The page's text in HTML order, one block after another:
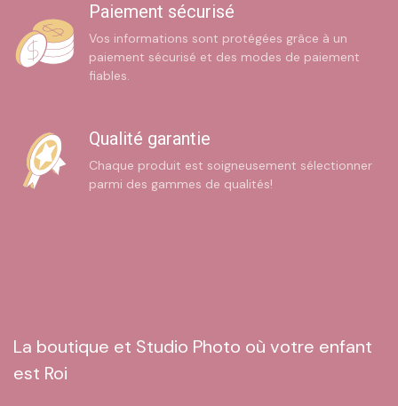
Paiement sécurisé
Vos informations sont protégées grâce à un
paiement sécurisé et des modes de paiement
fiables.
Qualité garantie
Chaque produit est soigneusement sélectionner
parmi des gammes de qualités!
La boutique et Studio Photo où votre enfant
est Roi